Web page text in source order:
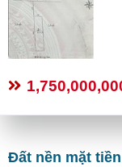
Đất nền mặt